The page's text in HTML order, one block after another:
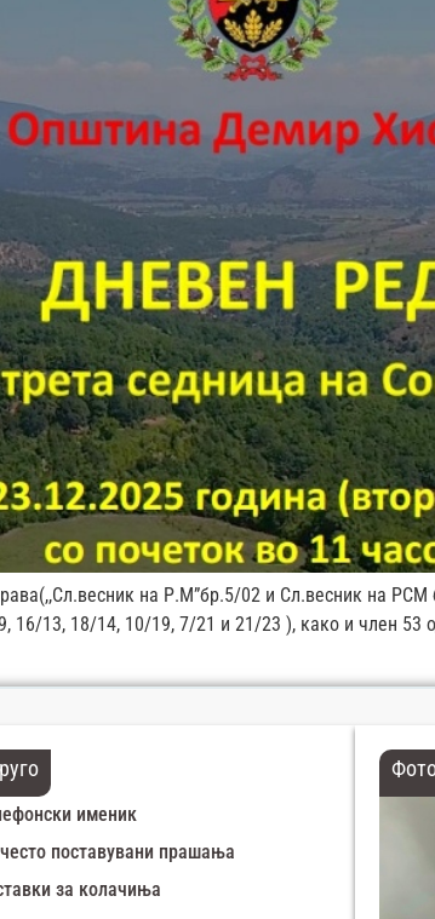
на Р.М”бр.5/02 и Сл.весник на
16/13, 18/14, 10/19, 7/21 и 21/23 ), како и член
именик
поставувани прашања
за колачиња